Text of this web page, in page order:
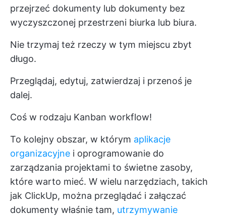
przejrzeć dokumenty lub dokumenty bez
wyczyszczonej przestrzeni biurka lub biura.
Nie trzymaj też rzeczy w tym miejscu zbyt
długo.
Przeglądaj, edytuj, zatwierdzaj i przenoś je
dalej.
Coś w rodzaju Kanban workflow!
To kolejny obszar, w którym aplikacje
organizacyjne i oprogramowanie do
zarządzania projektami to świetne zasoby,
które warto mieć. W wielu narzędziach, takich
jak ClickUp, można przeglądać i załączać
dokumenty właśnie tam, utrzymywanie